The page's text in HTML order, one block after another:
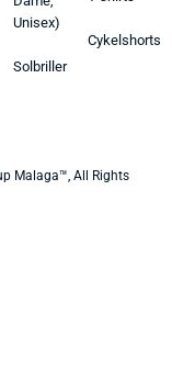
Unisex)
Solbriller
Cykelshorts
Malaga™, All Rights